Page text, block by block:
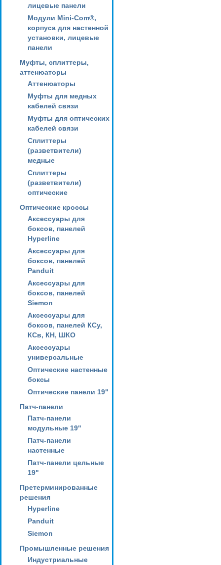
лицевые панели
Модули Mini-Com®,
корпуса для настенной
установки, лицевые
панели
Муфты, сплиттеры,
аттенюаторы
Аттенюаторы
Муфты для медных
кабелей связи
Муфты для оптических
кабелей связи
Сплиттеры
(разветвители)
медные
Сплиттеры
(разветвители)
оптические
Оптические кроссы
Аксессуары для
боксов, панелей
Hyperline
Аксессуары для
боксов, панелей
Panduit
Аксессуары для
боксов, панелей
Siemon
Аксессуары для
боксов, панелей КСу,
КСв, КН, ШКО
Аксессуары
универсальные
Оптические настенные
боксы
Оптические панели 19"
Патч-панели
Патч-панели
модульные 19"
Патч-панели
настенные
Патч-панели цельные
19"
Претерминированные
решения
Hyperline
Panduit
Siemon
Промышленные решения
Индустриальные